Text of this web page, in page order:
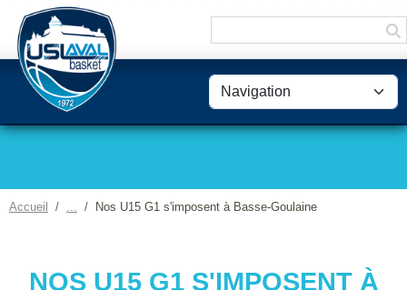
Accueil Nos U15 G1 s'imposent à Basse-Goulaine
NOS U15 G1 S'IMPOSENT À
Panneau de gestion des cookies